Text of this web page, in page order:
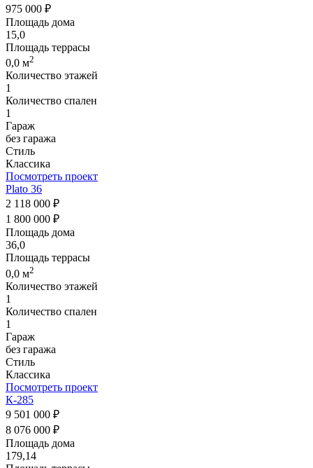
975 000 ₽
Площадь дома
15,0
Площадь террасы
0,0 м2
Количество этажей
1
Количество спален
1
Гараж
без гаража
Стиль
Классика
Посмотреть проект
Plato 36
2 118 000 ₽
1 800 000 ₽
Площадь дома
36,0
Площадь террасы
0,0 м2
Количество этажей
1
Количество спален
1
Гараж
без гаража
Стиль
Классика
Посмотреть проект
К-285
9 501 000 ₽
8 076 000 ₽
Площадь дома
179,14